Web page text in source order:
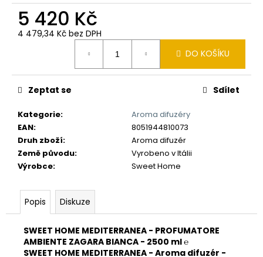
5 420 Kč
4 479,34 Kč bez DPH
DO KOŠÍKU
Kategorie:
Aroma difuzéry
EAN:
8051944810073
Druh zboží:
Aroma difuzér
Země původu:
Vyrobeno v Itálii
Výrobce: Sweet Home
Zeptat se Sdílet
Popis Diskuze
SWEET HOME MEDITERRANEA - PROFUMATORE
AMBIENTE ZAGARA BIANCA - 2500 ml ℮
SWEET HOME MEDITERRANEA - Aroma difuzér -
e
m
e